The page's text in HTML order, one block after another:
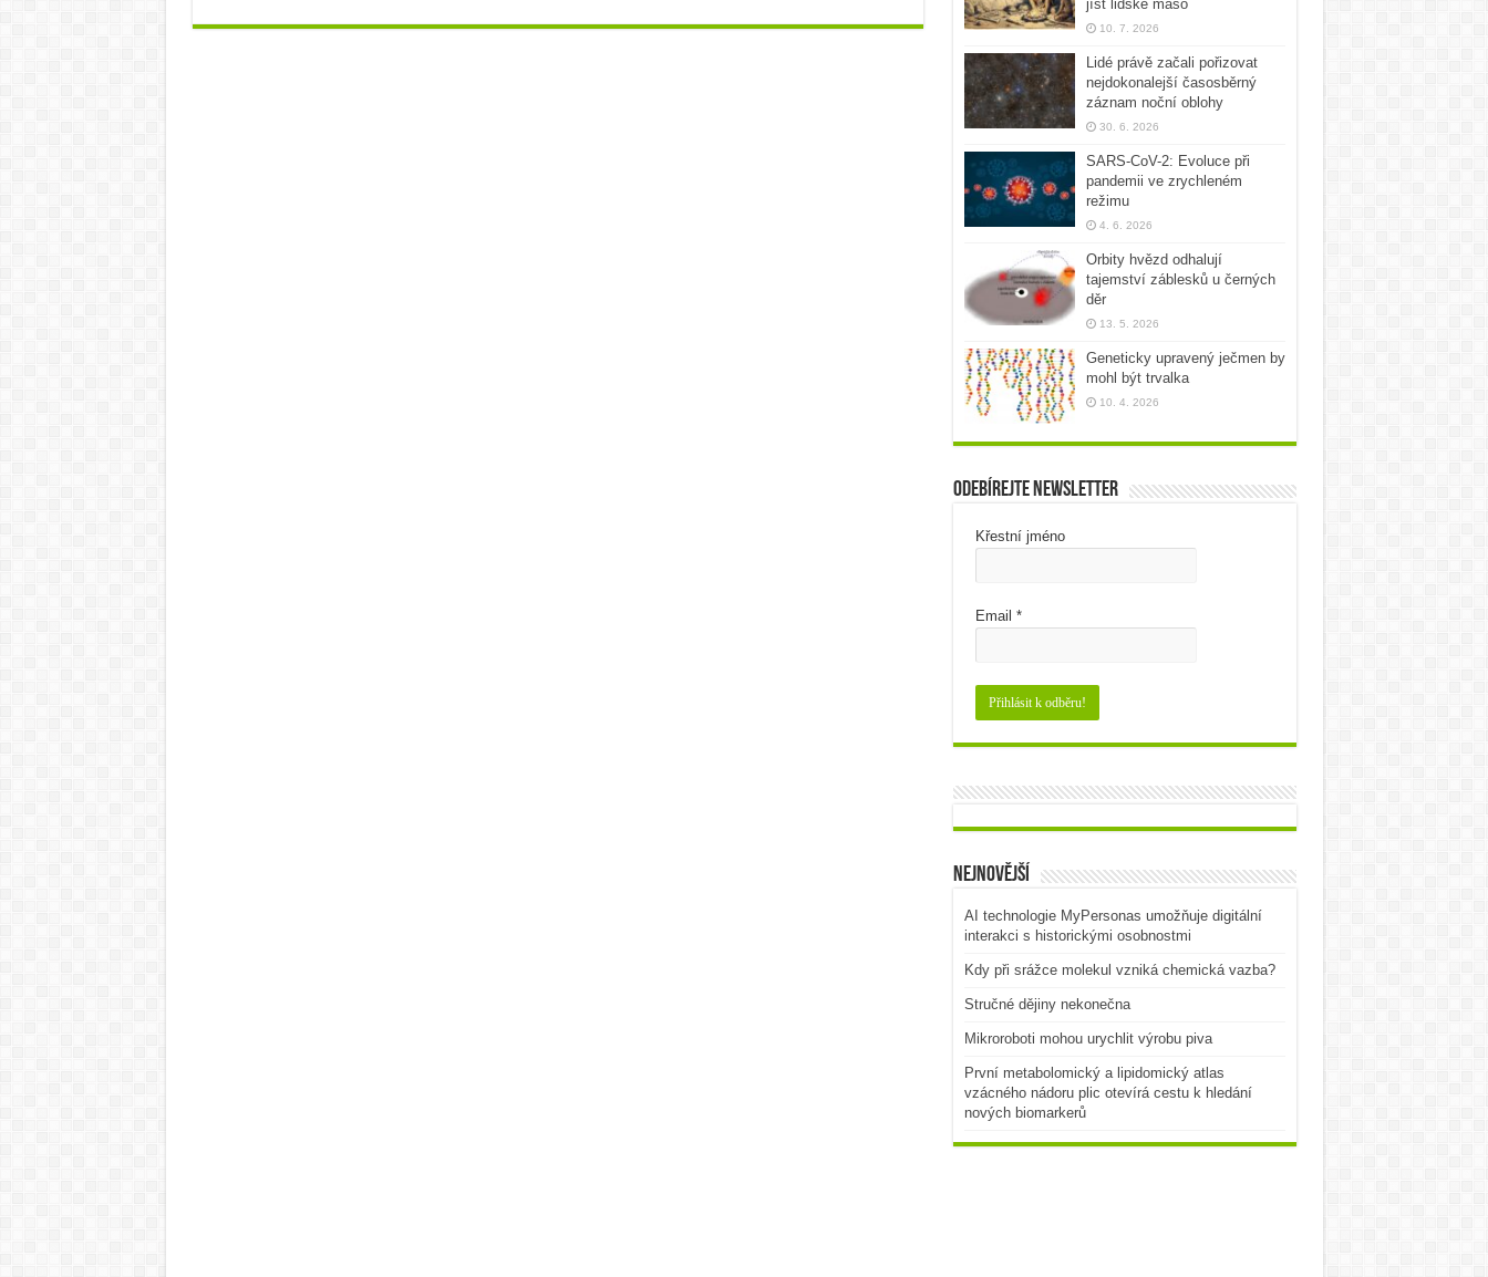
jíst lidské maso
10. 7. 2026
Lidé právě začali pořizovat
nejdokonalejší časosběrný
záznam noční oblohy
30. 6. 2026
SARS-CoV-2: Evoluce při
pandemii ve zrychleném
režimu
4. 6. 2026
Orbity hvězd odhalují
tajemství záblesků u černých
děr
13. 5. 2026
Geneticky upravený ječmen by
mohl být trvalka
10. 4. 2026
Odebírejte newsletter
Křestní jméno
Email *
Nejnovější
AI technologie MyPersonas umožňuje digitální
interakci s historickými osobnostmi
Kdy při srážce molekul vzniká chemická vazba?
Stručné dějiny nekonečna
Mikroroboti mohou urychlit výrobu piva
První metabolomický a lipidomický atlas
vzácného nádoru plic otevírá cestu k hledání
nových biomarkerů